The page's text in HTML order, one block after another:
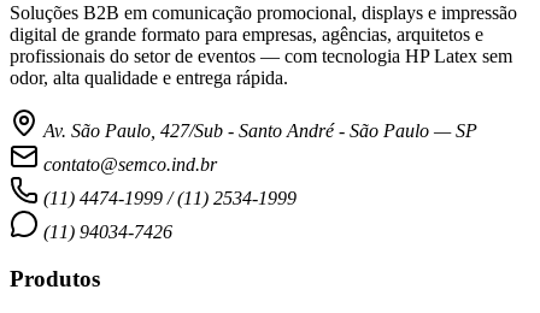
Soluções B2B em comunicação promocional, displays e impressão
digital de grande formato para empresas, agências, arquitetos e
profissionais do setor de eventos — com tecnologia HP Latex sem
odor, alta qualidade e entrega rápida.
Av. São Paulo, 427/Sub - Santo André - São Paulo — SP
contato@semco.ind.br
(11) 4474-1999 / (11) 2534-1999
(11) 94034-7426
Produtos